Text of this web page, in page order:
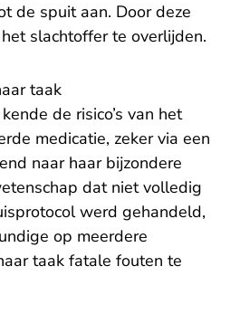
de spuit aan. Door deze
slachtoffer te overlijden.
taak
de risico’s van het
medicatie, zeker via een
naar haar bijzondere
dat niet volledig
werd gehandeld,
op meerdere
taak fatale fouten te